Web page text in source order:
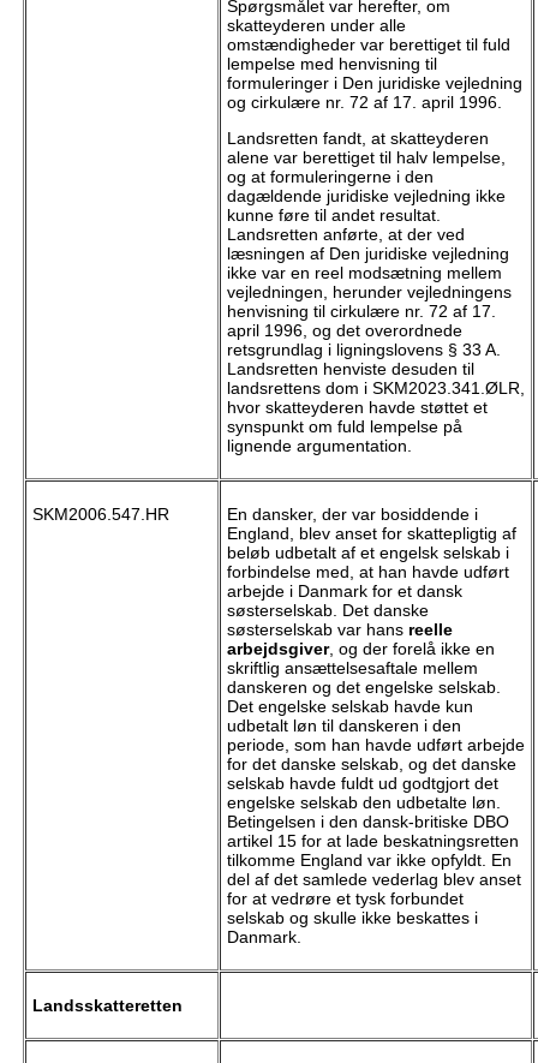
Spørgsmålet var herefter, om
skatteyderen under alle
omstændigheder var berettiget til fuld
lempelse med henvisning til
formuleringer i Den juridiske vejledning
og cirkulære nr. 72 af 17. april 1996.
Landsretten fandt, at skatteyderen
alene var berettiget til halv lempelse,
og at formuleringerne i den
dagældende juridiske vejledning ikke
kunne føre til andet resultat.
Landsretten anførte, at der ved
læsningen af Den juridiske vejledning
ikke var en reel modsætning mellem
vejledningen, herunder vejledningens
henvisning til cirkulære nr. 72 af 17.
april 1996, og det overordnede
retsgrundlag i ligningslovens § 33 A.
Landsretten henviste desuden til
landsrettens dom i SKM2023.341.ØLR,
hvor skatteyderen havde støttet et
synspunkt om fuld lempelse på
lignende argumentation.
SKM2006.547.HR
En dansker, der var bosiddende i
England, blev anset for skattepligtig af
beløb udbetalt af et engelsk selskab i
forbindelse med, at han havde udført
arbejde i Danmark for et dansk
søsterselskab. Det danske
søsterselskab var hans reelle
arbejdsgiver, og der forelå ikke en
skriftlig ansættelsesaftale mellem
danskeren og det engelske selskab.
Det engelske selskab havde kun
udbetalt løn til danskeren i den
periode, som han havde udført arbejde
for det danske selskab, og det danske
selskab havde fuldt ud godtgjort det
engelske selskab den udbetalte løn.
Betingelsen i den dansk-britiske DBO
artikel 15 for at lade beskatningsretten
tilkomme England var ikke opfyldt. En
del af det samlede vederlag blev anset
for at vedrøre et tysk forbundet
selskab og skulle ikke beskattes i
Danmark.
Landsskatteretten